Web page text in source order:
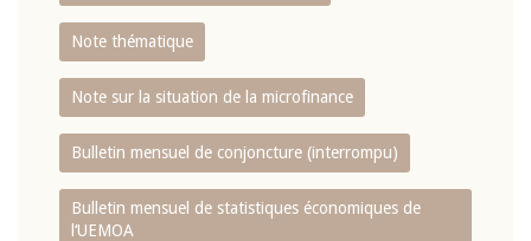
Note thématique
Note sur la situation de la microfinance
Bulletin mensuel de conjoncture (interrompu)
Bulletin mensuel de statistiques économiques de
l‘UEMOA